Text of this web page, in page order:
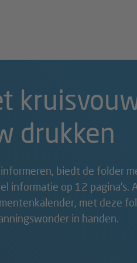
drukken
biedt de folder
informatie op 12 pagina's.
met deze
in handen.